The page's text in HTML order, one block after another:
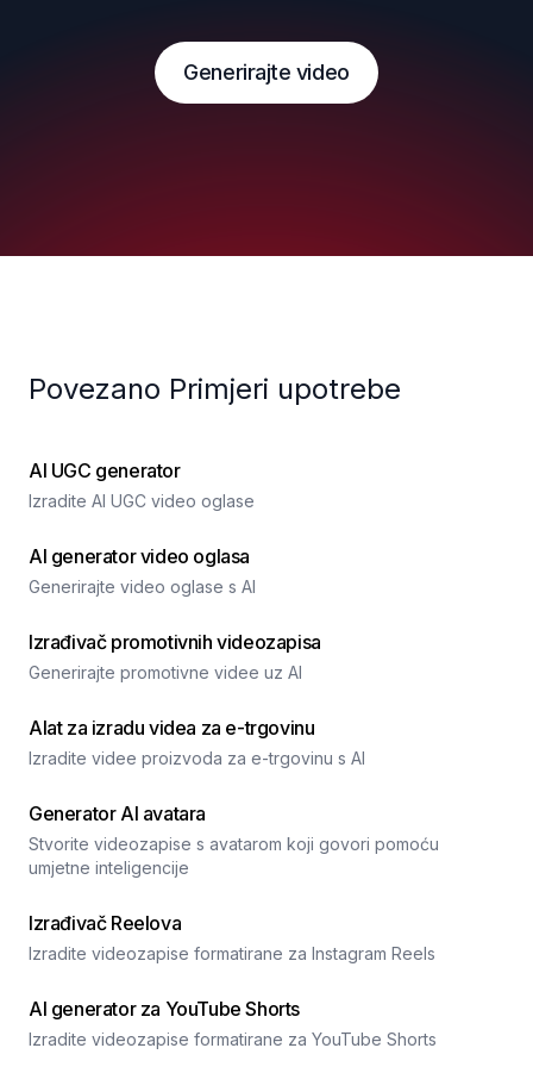
Generirajte video
Povezano Primjeri upotrebe
AI UGC generator
Izradite AI UGC video oglase
AI generator video oglasa
Generirajte video oglase s AI
Izrađivač promotivnih videozapisa
Generirajte promotivne videe uz AI
Alat za izradu videa za e-trgovinu
Izradite videe proizvoda za e-trgovinu s AI
Generator AI avatara
Stvorite videozapise s avatarom koji govori pomoću
umjetne inteligencije
Izrađivač Reelova
Izradite videozapise formatirane za Instagram Reels
AI generator za YouTube Shorts
Izradite videozapise formatirane za YouTube Shorts